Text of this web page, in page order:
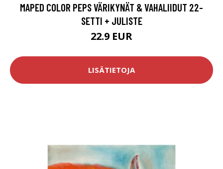
MAPED COLOR PEPS VÄRIKYNÄT & VAHALIIDUT 22-
SETTI + JULISTE
22.9 EUR
LISÄTIETOJA